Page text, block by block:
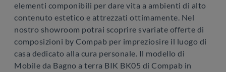
elementi componibili per dare vita a ambienti di alto
contenuto estetico e attrezzati ottimamente. Nel
nostro showroom potrai scoprire svariate offerte di
composizioni by Compab per impreziosire il luogo di
casa dedicato alla cura personale. Il modello di
Mobile da Bagno a terra BIK BK05 di Compab in